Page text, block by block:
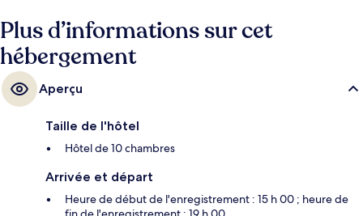
Plus d’informations sur cet
hébergement
Aperçu
Taille de l'hôtel
Hôtel de 10 chambres
Arrivée et départ
Heure de début de l'enregistrement : 15 h 00 ; heure de